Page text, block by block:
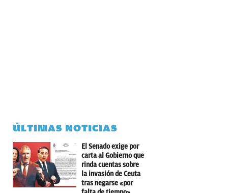
ÚLTIMAS NOTICIAS
El Senado exige por
carta al Gobierno que
rinda cuentas sobre
la invasión de Ceuta
tras negarse «por